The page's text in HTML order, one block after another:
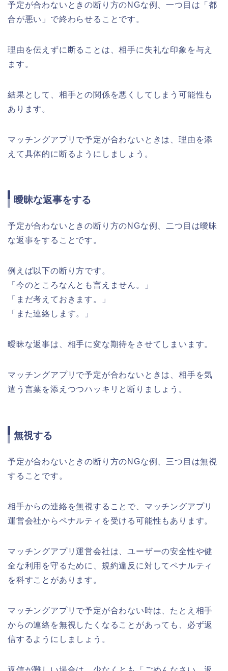
予定が合わないときの断り方のNGな例、一つ目は「都
合が悪い」で終わらせることです。
理由を伝えずに断ることは、相手に失礼な印象を与え
ます。
結果として、相手との関係を悪くしてしまう可能性も
あります。
マッチングアプリで予定が合わないときは、理由を添
えて具体的に断るようにしましょう。
曖昧な返事をする
予定が合わないときの断り方のNGな例、二つ目は曖昧
な返事をすることです。
例えば以下の断り方です。
「今のところなんとも言えません。」
「まだ考えておきます。」
「また連絡します。」
曖昧な返事は、相手に変な期待をさせてしまいます。
マッチングアプリで予定が合わないときは、相手を気
遣う言葉を添えつつハッキリと断りましょう。
無視する
予定が合わないときの断り方のNGな例、三つ目は無視
することです。
相手からの連絡を無視することで、マッチングアプリ
運営会社からペナルティを受ける可能性もあります。
マッチングアプリ運営会社は、ユーザーの安全性や健
全な利用を守るために、規約違反に対してペナルティ
を科すことがあります。
マッチングアプリで予定が合わない時は、たとえ相手
からの連絡を無視したくなることがあっても、必ず返
信するようにしましょう。